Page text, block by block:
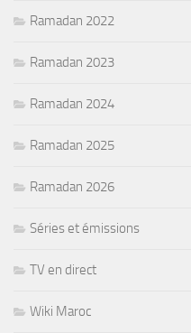
Ramadan 2022
Ramadan 2023
Ramadan 2024
Ramadan 2025
Ramadan 2026
Séries et émissions
TV en direct
Wiki Maroc